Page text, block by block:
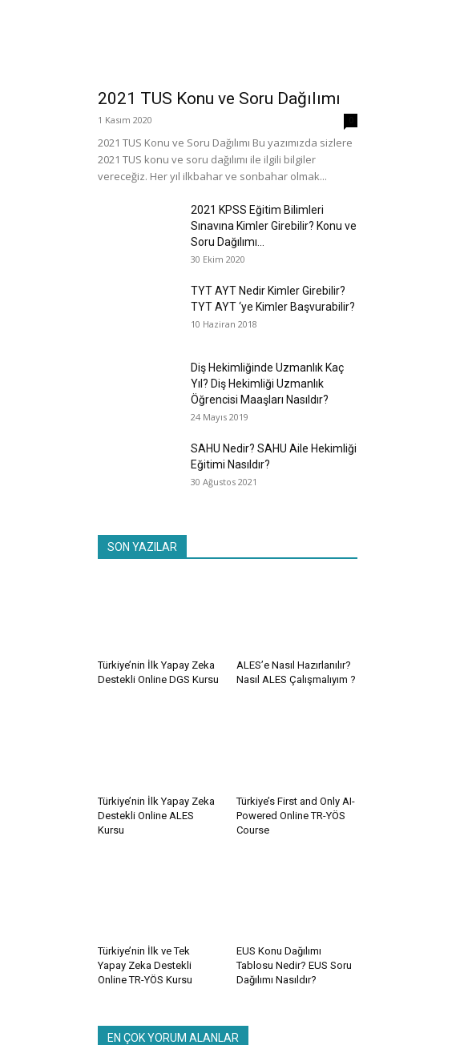
2021 TUS Konu ve Soru Dağılımı
1 Kasım 2020
2021 TUS Konu ve Soru Dağılımı Bu yazımızda sizlere
2021 TUS konu ve soru dağılımı ile ilgili bilgiler
vereceğiz. Her yıl ilkbahar ve sonbahar olmak...
2021 KPSS Eğitim Bilimleri
Sınavına Kimler Girebilir? Konu ve
Soru Dağılımı...
30 Ekim 2020
TYT AYT Nedir Kimler Girebilir?
TYT AYT ‘ye Kimler Başvurabilir?
10 Haziran 2018
Diş Hekimliğinde Uzmanlık Kaç
Yıl? Diş Hekimliği Uzmanlık
Öğrencisi Maaşları Nasıldır?
24 Mayıs 2019
SAHU Nedir? SAHU Aile Hekimliği
Eğitimi Nasıldır?
30 Ağustos 2021
SON YAZILAR
Türkiye’nin İlk Yapay Zeka
Destekli Online DGS Kursu
ALES’e Nasıl Hazırlanılır?
Nasıl ALES Çalışmalıyım ?
Türkiye’nin İlk Yapay Zeka
Destekli Online ALES
Kursu
Türkiye’s First and Only AI-
Powered Online TR-YÖS
Course
Türkiye’nin İlk ve Tek
Yapay Zeka Destekli
Online TR-YÖS Kursu
EUS Konu Dağılımı
Tablosu Nedir? EUS Soru
Dağılımı Nasıldır?
EN ÇOK YORUM ALANLAR